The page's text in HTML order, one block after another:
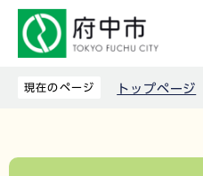
先
現在のページ トップページ
文